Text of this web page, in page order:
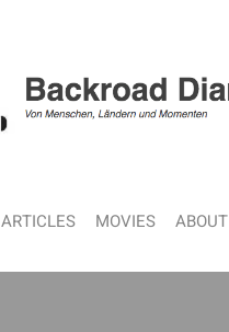
ARTICLES MOVIES ABOUT